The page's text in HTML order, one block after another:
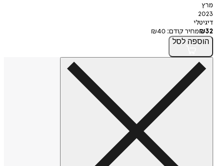
מרץ
2023
דיגיטלי
₪32 מחיר קודם: ₪40
הוספה לסל